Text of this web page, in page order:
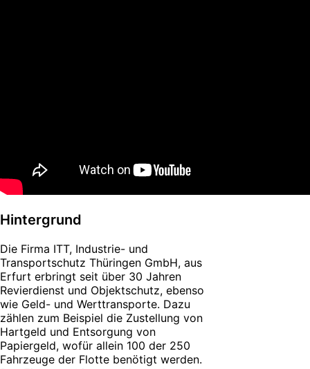
Hintergrund
Die Firma ITT, Industrie- und
Transportschutz Thüringen GmbH, aus
Erfurt erbringt seit über 30 Jahren
Revierdienst und Objektschutz, ebenso
wie Geld- und Werttransporte. Dazu
zählen zum Beispiel die Zustellung von
Hartgeld und Entsorgung von
Papiergeld, wofür allein 100 der 250
Fahrzeuge der Flotte benötigt werden.